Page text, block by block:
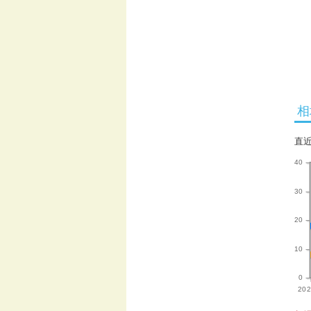
直
0
10
20
30
40